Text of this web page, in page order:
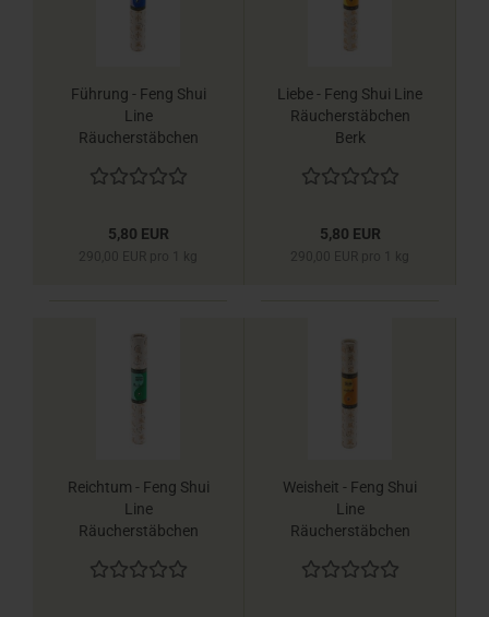
Führung - Feng Shui
Line
Räucherstäbchen
5,80 EUR
290,00 EUR pro 1 kg
Liebe - Feng Shui Line
Räucherstäbchen
Berk
5,80 EUR
290,00 EUR pro 1 kg
Reichtum - Feng Shui
Line
Räucherstäbchen
Weisheit - Feng Shui
Line
Räucherstäbchen